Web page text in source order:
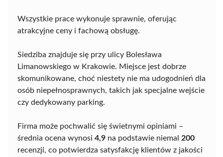
Wszystkie prace wykonuje sprawnie, oferując
atrakcyjne ceny i fachową obsługę.
Siedziba znajduje się przy ulicy Bolesława
Limanowskiego w Krakowie. Miejsce jest dobrze
skomunikowane, choć niestety nie ma udogodnień dla
osób niepełnosprawnych, takich jak specjalne wejście
czy dedykowany parking.
Firma może pochwalić się świetnymi opiniami –
średnia ocena wynosi 4,9 na podstawie niemal 200
recenzji, co potwierdza satysfakcję klientów z jakości